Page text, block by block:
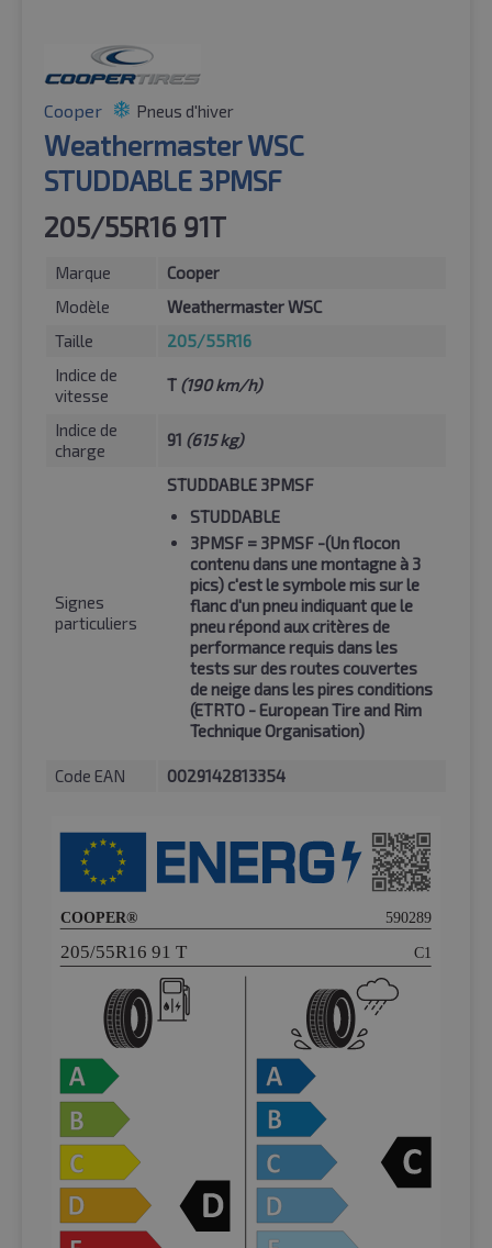
Cooper Pneus d'hiver
Weathermaster WSC
STUDDABLE 3PMSF
205/55R16 91T
Marque
Cooper
Modèle
Weathermaster WSC
Taille
205/55R16
Indice de
vitesse
T (190 km/h)
Indice de
charge
91 (615 kg)
Signes
particuliers
STUDDABLE 3PMSF
STUDDABLE
3PMSF = 3PMSF -(Un flocon
contenu dans une montagne à 3
pics) c'est le symbole mis sur le
flanc d'un pneu indiquant que le
pneu répond aux critères de
performance requis dans les
tests sur des routes couvertes
de neige dans les pires conditions
(ETRTO - European Tire and Rim
Technique Organisation)
Code EAN 0029142813354